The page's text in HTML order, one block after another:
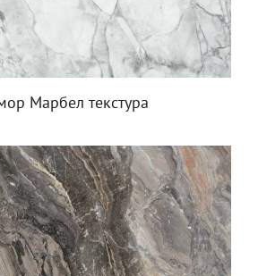
Марбел текстура